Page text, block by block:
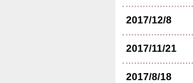
2017/12/8
2017/11/21
2017/8/18